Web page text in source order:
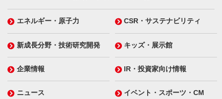
エネルギー・原子力 CSR・サステナビリティ
新成長分野・技術研究開発 キッズ・展示館
企業情報 IR・投資家向け情報
ニュース イベント・スポーツ・CM